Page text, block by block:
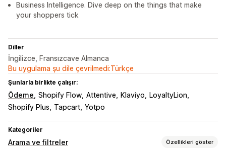
Business Intelligence. Dive deep on the things that make
your shoppers tick
Diller
İngilizce, Fransızcave Almanca
Bu uygulama şu dile çevrilmedi:Türkçe
Şunlarla birlikte çalışır:
Ödeme Shopify Flow Attentive Klaviyo
LoyaltyLion
Shopify Plus
Tapcart Yotpo
Kategoriler
Arama ve filtreler Özellikleri göster